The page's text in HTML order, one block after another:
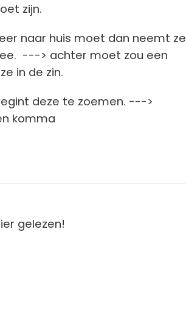
zijn.
naar huis moet dan neemt ze
---> achter moet zou een
in de zin.
deze te zoemen. --->
komma
gelezen!